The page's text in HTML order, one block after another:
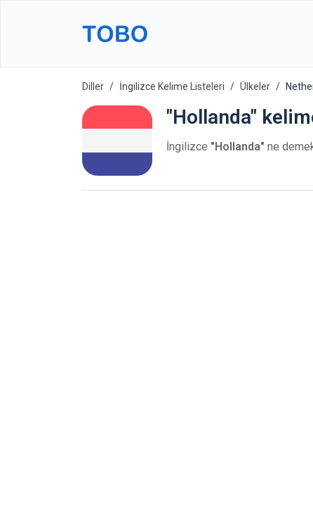
Diller İngilizce Kelime Listeleri Ülkeler
"Hollanda"
İngilizce "Hollanda" ne